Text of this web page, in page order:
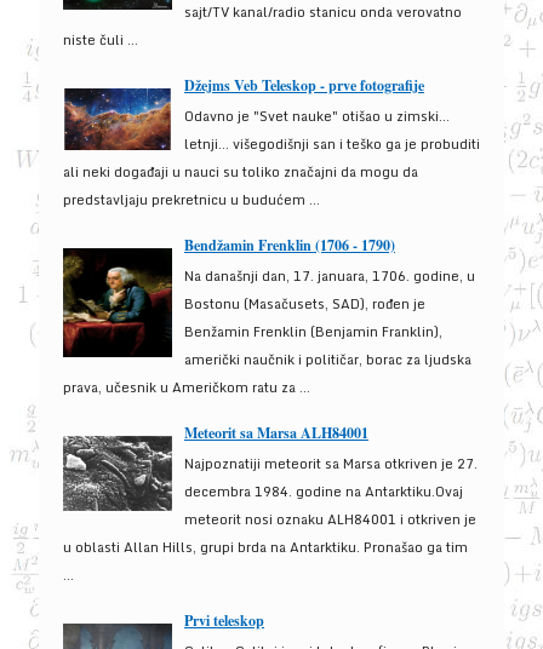
sajt/TV kanal/radio stanicu onda verovatno
niste čuli ...
Džejms Veb Teleskop - prve fotografije
Odavno je "Svet nauke" otišao u zimski...
letnji... višegodišnji san i teško ga je probuditi
ali neki događaji u nauci su toliko značajni da mogu da
predstavljaju prekretnicu u budućem ...
Bendžamin Frenklin (1706 - 1790)
Na današnji dan, 17. januara, 1706. godine, u
Bostonu (Masačusets, SAD), rođen je
Benžamin Frenklin (Benjamin Franklin),
američki naučnik i političar, borac za ljudska
prava, učesnik u Američkom ratu za ...
Meteorit sa Marsa ALH84001
Najpoznatiji meteorit sa Marsa otkriven je 27.
decembra 1984. godine na Antarktiku.Ovaj
meteorit nosi oznaku ALH84001 i otkriven je
u oblasti Allan Hills, grupi brda na Antarktiku. Pronašao ga tim
...
Prvi teleskop